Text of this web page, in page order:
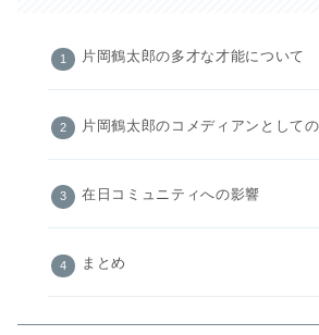
片岡鶴太郎の多才な才能について
片岡鶴太郎のコメディアンとして
在日コミュニティへの影響
まとめ